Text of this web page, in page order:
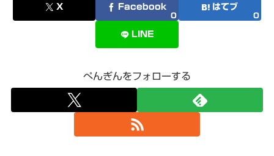
X Facebook
0
はてブ
0
LINE
ぺんぎんをフォローする